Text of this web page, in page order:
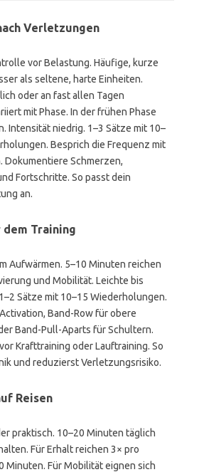
Verletzungen
vor Belastung. Häufige, kurze
als seltene, harte Einheiten.
oder an fast allen Tagen
mit Phase. In der frühen Phase
Intensität niedrig. 1–3 Sätze mit 10–
Besprich die Frequenz mit
Dokumentiere Schmerzen,
Fortschritte. So passt dein
an.
Training
Aufwärmen. 5–10 Minuten reichen
und Mobilität. Leichte bis
Sätze mit 10–15 Wiederholungen.
Band-Row für obere
Band-Pull-Aparts für Schultern.
Krafttraining oder Lauftraining. So
und reduzierst Verletzungsrisiko.
Reisen
praktisch. 10–20 Minuten täglich
Für Erhalt reichen 3× pro
Minuten. Für Mobilität eignen sich